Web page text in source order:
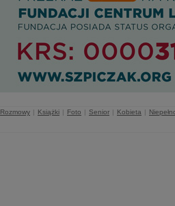
Rozmowy | Książki | Foto | Senior | Kobieta |